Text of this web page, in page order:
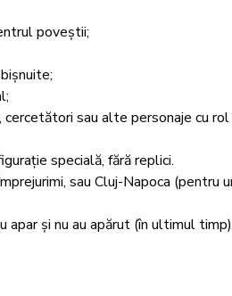
poveștii;
sau alte personaje cu
specială, fără replici.
sau Cluj-Napoca (pentru
apar și nu au apărut (în ultimul